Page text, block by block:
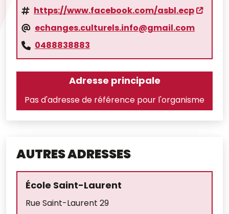
https://www.facebook.com/asbl.ecp
echanges.culturels.info@gmail.com
0488838883
Adresse principale
Pas d'adresse de référence pour l'organisme
AUTRES ADRESSES
École Saint-Laurent
Rue Saint-Laurent 29